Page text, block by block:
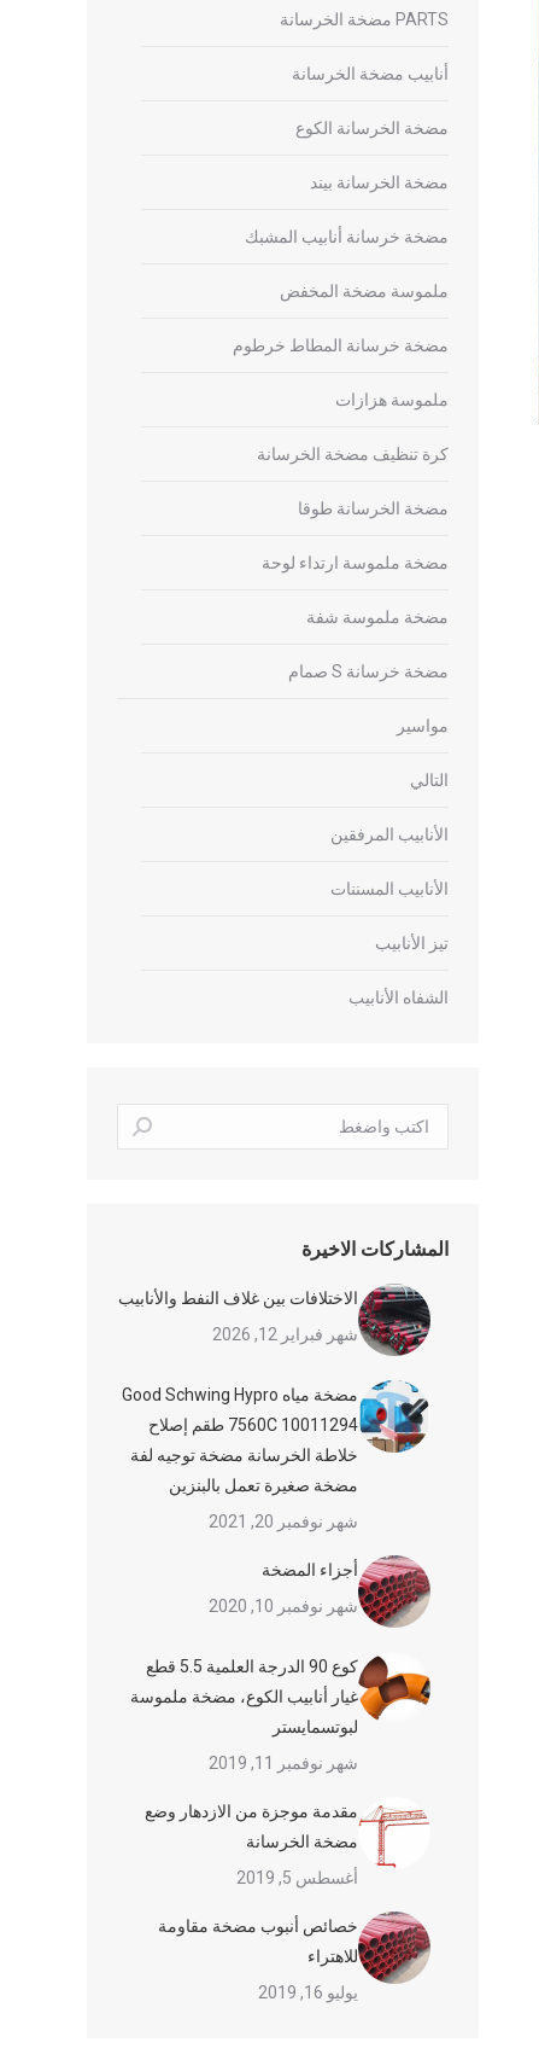
PARTS مضخة الخرسانة
أنابيب مضخة الخرسانة
مضخة الخرسانة الكوع
مضخة الخرسانة بيند
مضخة خرسانة أنابيب المشبك
ملموسة مضخة المخفض
مضخة خرسانة المطاط خرطوم
ملموسة هزازات
كرة تنظيف مضخة الخرسانة
مضخة الخرسانة طوقا
مضخة ملموسة ارتداء لوحة
مضخة ملموسة شفة
مضخة خرسانة S صمام
مواسير
التالي
الأنابيب المرفقين
الأنابيب المسننات
تيز الأنابيب
الشفاه الأنابيب
بحث:
المشاركات الاخيرة
الاختلافات بين غلاف النفط والأنابيب
شهر فبراير 12, 2026
مضخة مياه Good Schwing Hypro
7560C 10011294 طقم إصلاح
خلاطة الخرسانة مضخة توجيه لفة
مضخة صغيرة تعمل بالبنزين
شهر نوفمبر 20, 2021
أجزاء المضخة
شهر نوفمبر 10, 2020
كوع 90 الدرجة العلمية 5.5 قطع
غيار أنابيب الكوع، مضخة ملموسة
لبوتسمايستر
شهر نوفمبر 11, 2019
مقدمة موجزة من الازدهار وضع
مضخة الخرسانة
أغسطس 5, 2019
خصائص أنبوب مضخة مقاومة
للاهتراء
يوليو 16, 2019